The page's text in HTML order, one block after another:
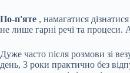
По-п'яте , намагатися
не лише гарні речі та
Дуже часто після розмови зі
день, 3 роки практично без